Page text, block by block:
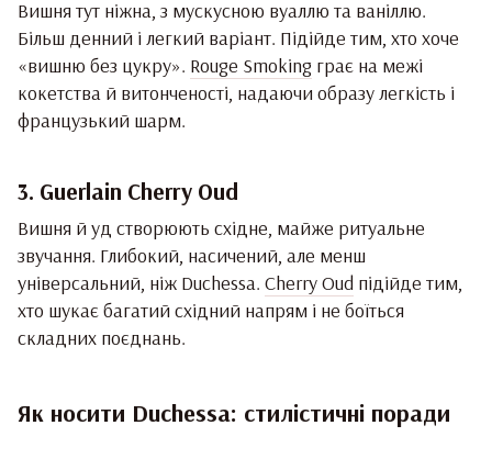
Вишня тут ніжна, з мускусною вуаллю та ваніллю.
Більш денний і легкий варіант. Підійде тим, хто хоче
«вишню без цукру». Rouge Smoking грає на межі
кокетства й витонченості, надаючи образу легкість і
французький шарм.
3. Guerlain Cherry Oud
Вишня й уд створюють східне, майже ритуальне
звучання. Глибокий, насичений, але менш
універсальний, ніж Duchessa. Cherry Oud підійде тим,
хто шукає багатий східний напрям і не боїться
складних поєднань.
Як носити Duchessa: стилістичні поради